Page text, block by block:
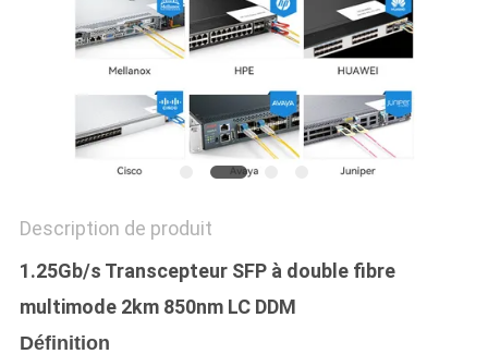
POLITIQUE
CONFIDENTIALITÉ
Description de produit
1.25Gb/s Transcepteur SFP à double fibre
multimode 2km 850nm LC DDM
Définition